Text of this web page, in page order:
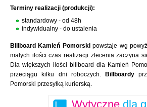
Terminy realizacji (produkcji):
standardowy - od 48h
indywidualny - do ustalenia
Billboard Kamień Pomorskipowstaje wg
małych ilości czas realizacji zlecenia zaczyna
Dla większych ilości billboard dla Kamień
przeciągu kilku dni roboczych.
Billboardy
Pomorski przesyłką kurierską.
Wytyczne dla